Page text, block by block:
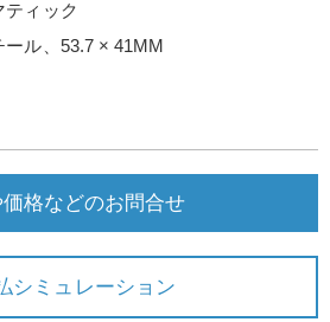
ティック
ル、53.7 × 41MM
格などのお問合せ
シミュレーション